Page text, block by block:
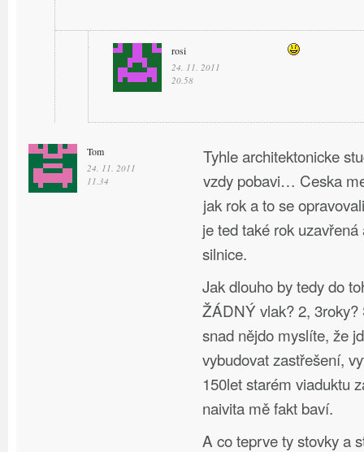
rosi
24. 11. 2011
20.58
Tom
24. 11. 2011
11.34
Tyhle architektonicke
vzdy pobavi… Ceska
jak rok a to se
je ted také rok
silnice.
Jak dlouho by tedy do
ŽÁDNÝ vlak? 2,
snad nějdo myslíte, že
vybudovat zastřešení,
150let starém viaduktu
naivita mě fakt baví.
A co teprve ty stovky a